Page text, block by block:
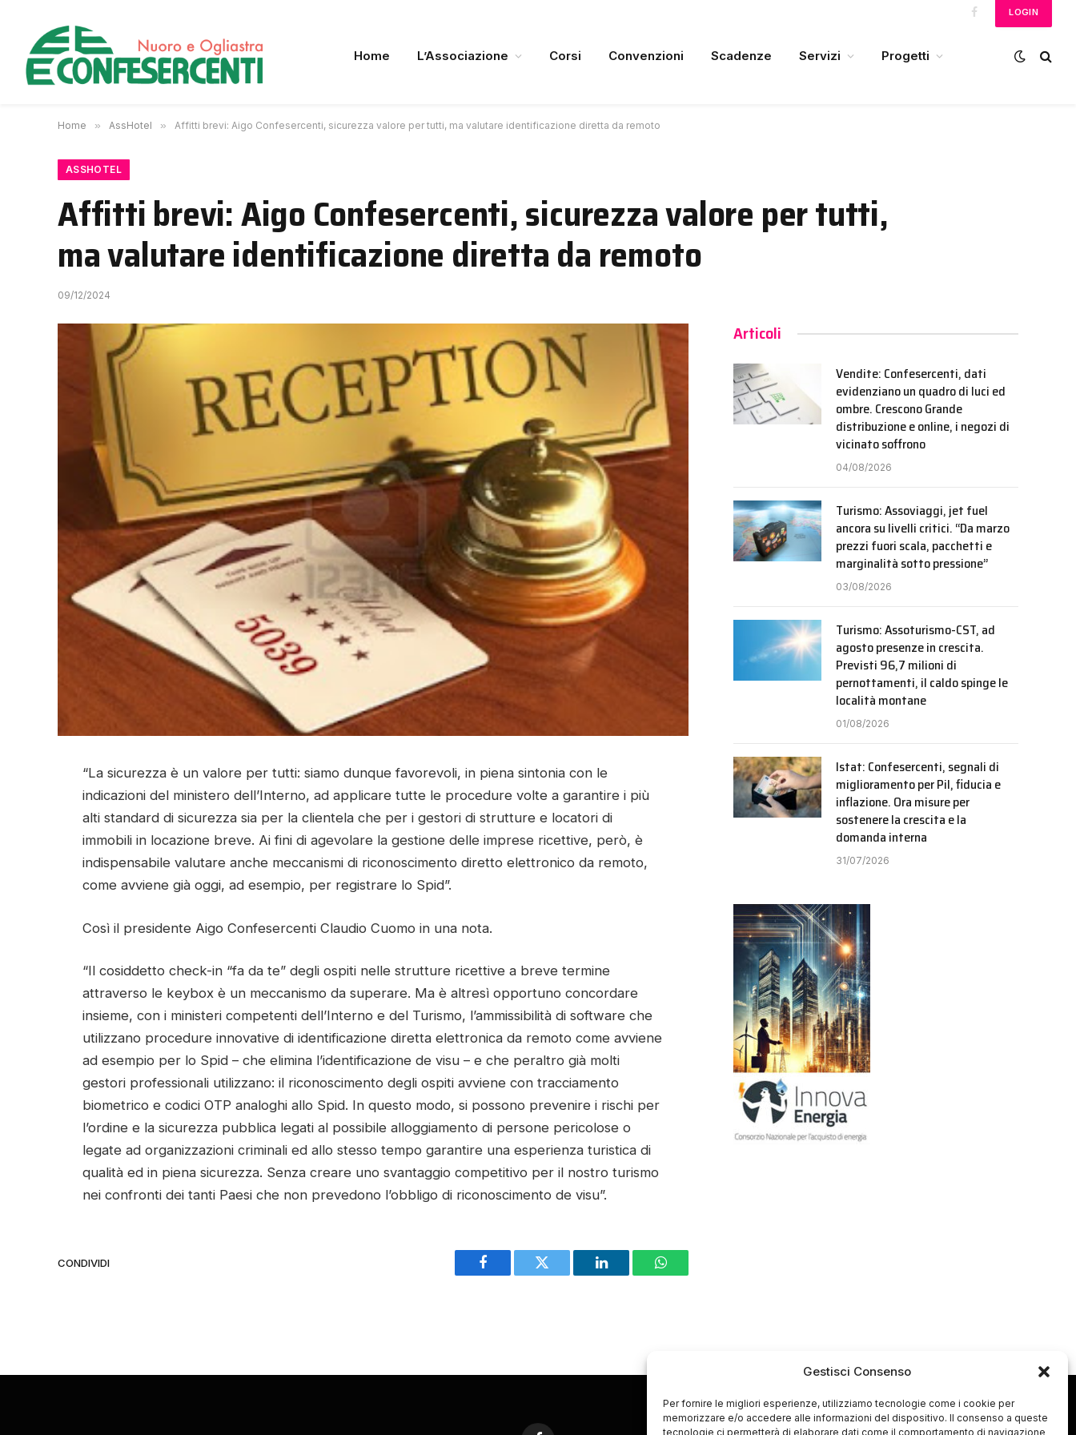
Gestisci Consenso
Per fornire le migliori esperienze, utilizziamo tecnologie come i cookie per
memorizzare e/o accedere alle informazioni del dispositivo. Il consenso a queste
tecnologie ci permetterà di elaborare dati come il comportamento di navigazione
Facebook
LOGIN
Home L’Associazione Corsi Convenzioni Scadenze Servizi Progetti
Home » AssHotel » Affitti brevi: Aigo Confesercenti, sicurezza valore per tutti, ma valutare identificazione diretta da remoto
ASSHOTEL
Affitti brevi: Aigo Confesercenti, sicurezza valore per tutti,
ma valutare identificazione diretta da remoto
09/12/2024
“La sicurezza è un valore per tutti: siamo dunque favorevoli, in piena sintonia con le
indicazioni del ministero dell’Interno, ad applicare tutte le procedure volte a garantire i più
alti standard di sicurezza sia per la clientela che per i gestori di strutture e locatori di
immobili in locazione breve. Ai fini di agevolare la gestione delle imprese ricettive, però, è
indispensabile valutare anche meccanismi di riconoscimento diretto elettronico da remoto,
come avviene già oggi, ad esempio, per registrare lo Spid”.
Così il presidente Aigo Confesercenti Claudio Cuomo in una nota.
“Il cosiddetto check-in “fa da te” degli ospiti nelle strutture ricettive a breve termine
attraverso le keybox è un meccanismo da superare. Ma è altresì opportuno concordare
insieme, con i ministeri competenti dell’Interno e del Turismo, l’ammissibilità di software che
utilizzano procedure innovative di identificazione diretta elettronica da remoto come avviene
ad esempio per lo Spid – che elimina l’identificazione de visu – e che peraltro già molti
gestori professionali utilizzano: il riconoscimento degli ospiti avviene con tracciamento
biometrico e codici OTP analoghi allo Spid. In questo modo, si possono prevenire i rischi per
l’ordine e la sicurezza pubblica legati al possibile alloggiamento di persone pericolose o
legate ad organizzazioni criminali ed allo stesso tempo garantire una esperienza turistica di
qualità ed in piena sicurezza. Senza creare uno svantaggio competitivo per il nostro turismo
nei confronti dei tanti Paesi che non prevedono l’obbligo di riconoscimento de visu”.
CONDIVIDI
Facebook Twitter LinkedIn WhatsApp
Articoli
Vendite: Confesercenti, dati
evidenziano un quadro di luci ed
ombre. Crescono Grande
distribuzione e online, i negozi di
vicinato soffrono
04/08/2026
Turismo: Assoviaggi, jet fuel
ancora su livelli critici. “Da marzo
prezzi fuori scala, pacchetti e
marginalità sotto pressione”
03/08/2026
Turismo: Assoturismo-CST, ad
agosto presenze in crescita.
Previsti 96,7 milioni di
pernottamenti, il caldo spinge le
località montane
01/08/2026
Istat: Confesercenti, segnali di
miglioramento per Pil, fiducia e
inflazione. Ora misure per
sostenere la crescita e la
domanda interna
31/07/2026